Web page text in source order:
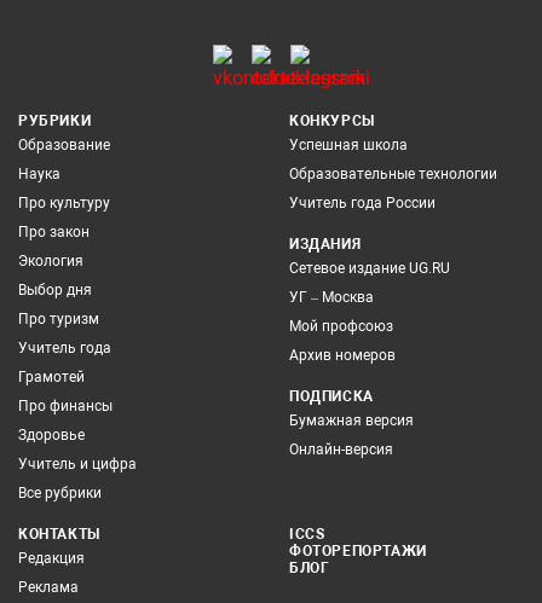
РУБРИКИ
Образование
Наука
Про культуру
Про закон
Экология
Выбор дня
Про туризм
Учитель года
Грамотей
Про финансы
Здоровье
Учитель и цифра
Все рубрики
КОНКУРСЫ
Успешная школа
Образовательные технологии
Учитель года России
ИЗДАНИЯ
Сетевое издание UG.RU
УГ – Москва
Мой профсоюз
Архив номеров
ПОДПИСКА
Бумажная версия
Онлайн-версия
КОНТАКТЫ
Редакция
Реклама
ICCS
ФОТОРЕПОРТАЖИ
БЛОГ